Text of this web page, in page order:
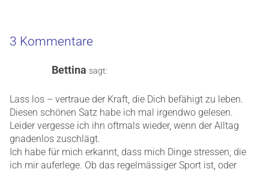
3 Kommentare
Bettina sagt:
Lass los – vertraue der Kraft, die Dich befähigt zu leben.
Diesen schönen Satz habe ich mal irgendwo gelesen.
Leider vergesse ich ihn oftmals wieder, wenn der Alltag
gnadenlos zuschlägt.
Ich habe für mich erkannt, dass mich Dinge stressen, die
ich mir auferlege. Ob das regelmässiger Sport ist, oder